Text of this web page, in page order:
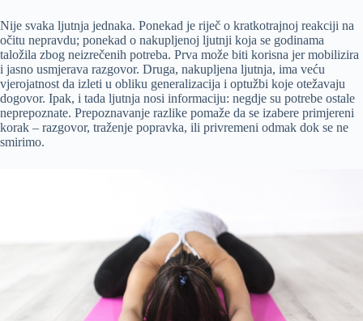
Nije svaka ljutnja jednaka. Ponekad je riječ o kratkotrajnoj reakciji na
očitu nepravdu; ponekad o nakupljenoj ljutnji koja se godinama
taložila zbog neizrečenih potreba. Prva može biti korisna jer mobilizira
i jasno usmjerava razgovor. Druga, nakupljena ljutnja, ima veću
vjerojatnost da izleti u obliku generalizacija i optužbi koje otežavaju
dogovor. Ipak, i tada ljutnja nosi informaciju: negdje su potrebe ostale
neprepoznate. Prepoznavanje razlike pomaže da se izabere primjereni
korak – razgovor, traženje popravka, ili privremeni odmak dok se ne
smirimo.